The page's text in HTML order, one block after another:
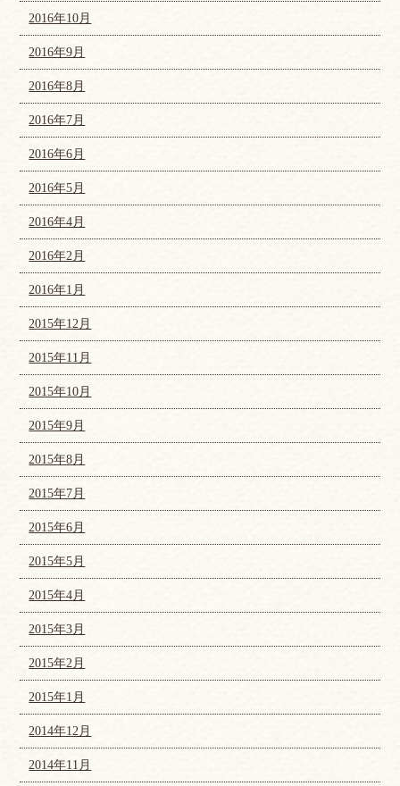
2016年10月
2016年9月
2016年8月
2016年7月
2016年6月
2016年5月
2016年4月
2016年2月
2016年1月
2015年12月
2015年11月
2015年10月
2015年9月
2015年8月
2015年7月
2015年6月
2015年5月
2015年4月
2015年3月
2015年2月
2015年1月
2014年12月
2014年11月